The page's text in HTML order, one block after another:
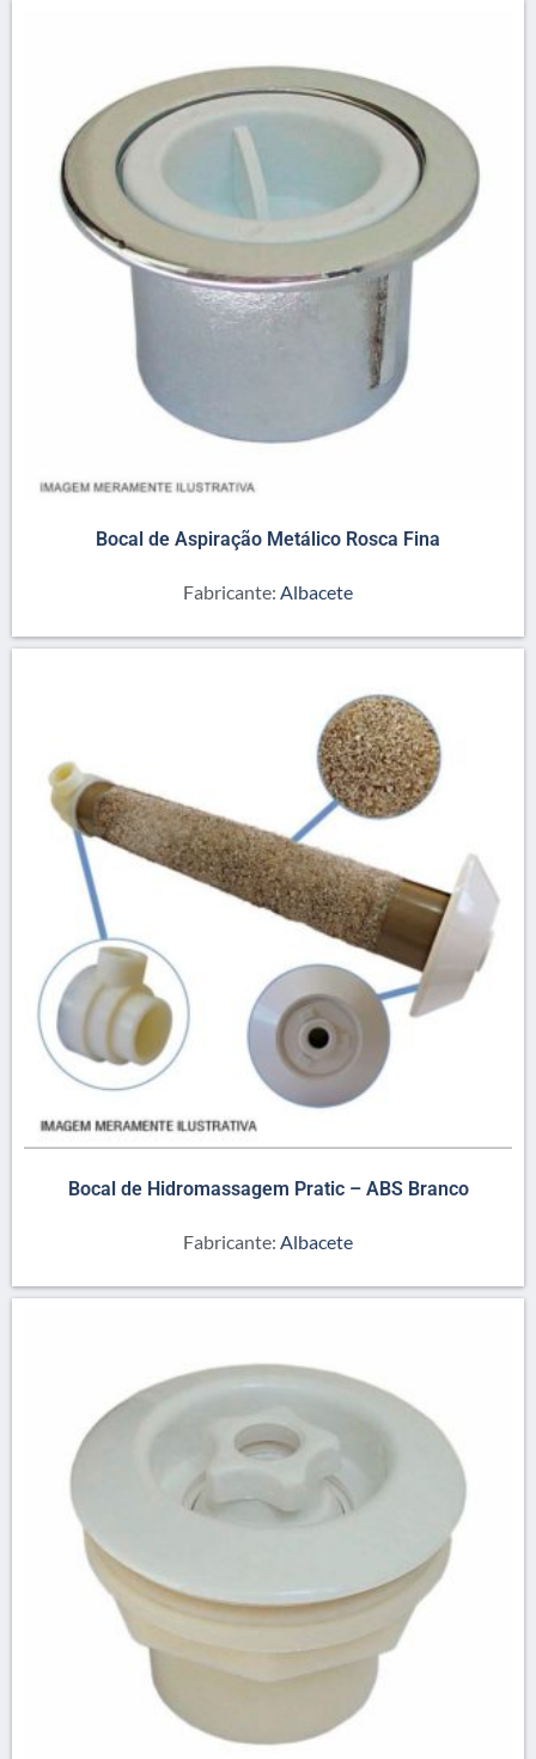
Bocal de Aspiração Metálico Rosca Fina
Fabricante: Albacete
Bocal de Hidromassagem Pratic – ABS Branco
Fabricante: Albacete